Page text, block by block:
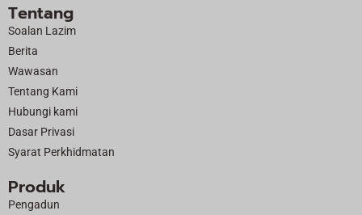
e
b
o
o
k
i
t
e
r
Tentang
Soalan Lazim
Berita
Wawasan
Tentang Kami
Hubungi kami
Dasar Privasi
Syarat Perkhidmatan
Produk
Pengadun